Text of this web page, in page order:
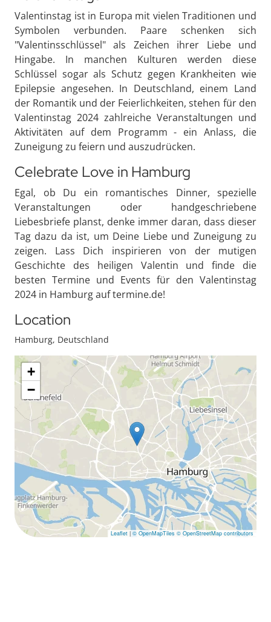
Valentinstag ist in Europa mit vielen Traditionen und
Symbolen verbunden. Paare schenken sich
"Valentinsschlüssel" als Zeichen ihrer Liebe und
Hingabe. In manchen Kulturen werden diese
Schlüssel sogar als Schutz gegen Krankheiten wie
Epilepsie angesehen. In Deutschland, einem Land
der Romantik und der Feierlichkeiten, stehen für den
Valentinstag 2024 zahlreiche Veranstaltungen und
Aktivitäten auf dem Programm - ein Anlass, die
Zuneigung zu feiern und auszudrücken.
Celebrate Love in Hamburg
Egal, ob Du ein romantisches Dinner, spezielle
Veranstaltungen oder handgeschriebene
Liebesbriefe planst, denke immer daran, dass dieser
Tag dazu da ist, um Deine Liebe und Zuneigung zu
zeigen. Lass Dich inspirieren von der mutigen
Geschichte des heiligen Valentin und finde die
besten Termine und Events für den Valentinstag
2024 in Hamburg auf termine.de!
Location
Hamburg, Deutschland
+
−
Leaflet | © OpenMapTiles © OpenStreetMap contributors